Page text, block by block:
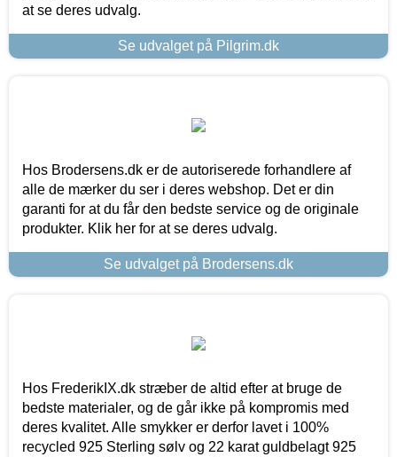
at se deres udvalg.
Se udvalget på Pilgrim.dk
Hos Brodersens.dk er de autoriserede forhandlere af
alle de mærker du ser i deres webshop. Det er din
garanti for at du får den bedste service og de originale
produkter. Klik her for at se deres udvalg.
Se udvalget på Brodersens.dk
Hos FrederikIX.dk stræber de altid efter at bruge de
bedste materialer, og de går ikke på kompromis med
deres kvalitet. Alle smykker er derfor lavet i 100%
recycled 925 Sterling sølv og 22 karat guldbelagt 925